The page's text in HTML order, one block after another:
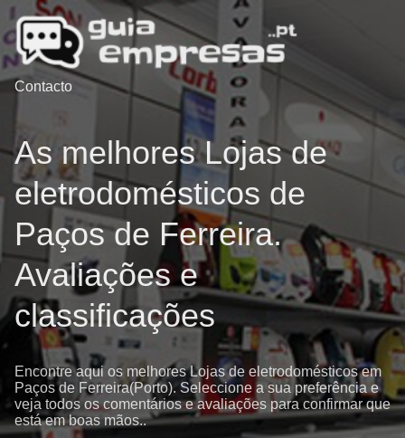
Contacto
As melhores Lojas de
eletrodomésticos de
Paços de Ferreira.
Avaliações e
classificações
Encontre aqui os melhores Lojas de eletrodomésticos em
Paços de Ferreira(Porto). Seleccione a sua preferência e
veja todos os comentários e avaliações para confirmar que
está em boas mãos..